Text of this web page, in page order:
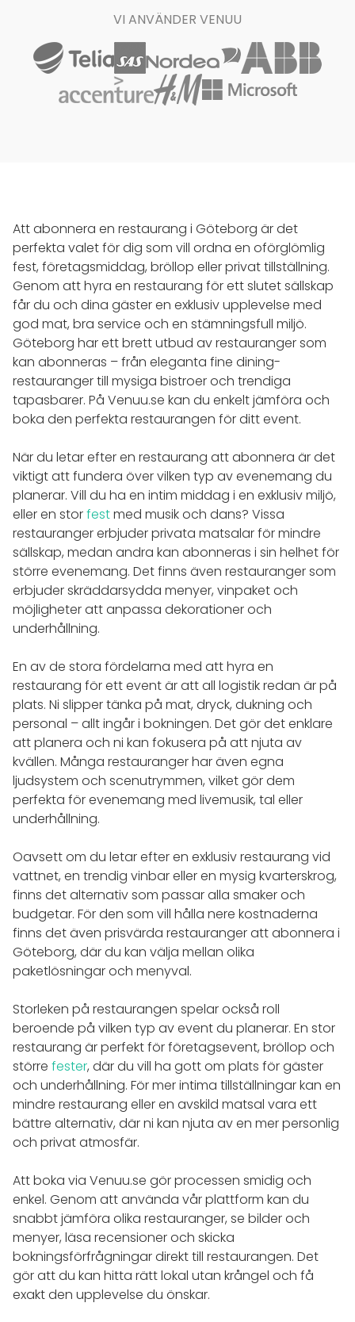
VI ANVÄNDER VENUU
Att abonnera en restaurang i Göteborg är det
perfekta valet för dig som vill ordna en oförglömlig
fest, företagsmiddag, bröllop eller privat tillställning.
Genom att hyra en restaurang för ett slutet sällskap
får du och dina gäster en exklusiv upplevelse med
god mat, bra service och en stämningsfull miljö.
Göteborg har ett brett utbud av restauranger som
kan abonneras – från eleganta fine dining-
restauranger till mysiga bistroer och trendiga
tapasbarer. På Venuu.se kan du enkelt jämföra och
boka den perfekta restaurangen för ditt event.
När du letar efter en restaurang att abonnera är det
viktigt att fundera över vilken typ av evenemang du
planerar. Vill du ha en intim middag i en exklusiv miljö,
eller en storfestmed musik och dans? Vissa
restauranger erbjuder privata matsalar för mindre
sällskap, medan andra kan abonneras i sin helhet för
större evenemang. Det finns även restauranger som
erbjuder skräddarsydda menyer, vinpaket och
möjligheter att anpassa dekorationer och
underhållning.
En av de stora fördelarna med att hyra en
restaurang för ett event är att all logistik redan är på
plats. Ni slipper tänka på mat, dryck, dukning och
personal – allt ingår i bokningen. Det gör det enklare
att planera och ni kan fokusera på att njuta av
kvällen. Många restauranger har även egna
ljudsystem och scenutrymmen, vilket gör dem
perfekta för evenemang med livemusik, tal eller
underhållning.
Oavsett om du letar efter en exklusiv restaurang vid
vattnet, en trendig vinbar eller en mysig kvarterskrog,
finns det alternativ som passar alla smaker och
budgetar. För den som vill hålla nere kostnaderna
finns det även prisvärda restauranger att abonnera i
Göteborg, där du kan välja mellan olika
paketlösningar och menyval.
Storleken på restaurangen spelar också roll
beroende på vilken typ av event du planerar. En stor
restaurang är perfekt för företagsevent, bröllop och
större fester, där du vill ha gott om plats för gäster
och underhållning. För mer intima tillställningar kan en
mindre restaurang eller en avskild matsal vara ett
bättre alternativ, där ni kan njuta av en mer personlig
och privat atmosfär.
Att boka via Venuu.se gör processen smidig och
enkel. Genom att använda vår plattform kan du
snabbt jämföra olika restauranger, se bilder och
menyer, läsa recensioner och skicka
bokningsförfrågningar direkt till restaurangen. Det
gör att du kan hitta rätt lokal utan krångel och få
exakt den upplevelse du önskar.